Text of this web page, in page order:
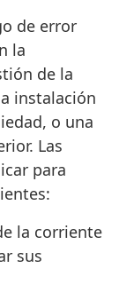
de error
la
de la
instalación
o una
Las
para
la corriente
sus